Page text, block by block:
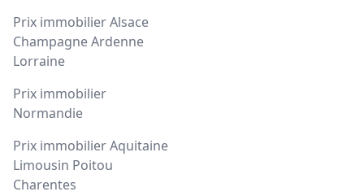
Prix immobilier Alsace
Champagne Ardenne
Lorraine
Prix immobilier
Normandie
Prix immobilier Aquitaine
Limousin Poitou
Charentes